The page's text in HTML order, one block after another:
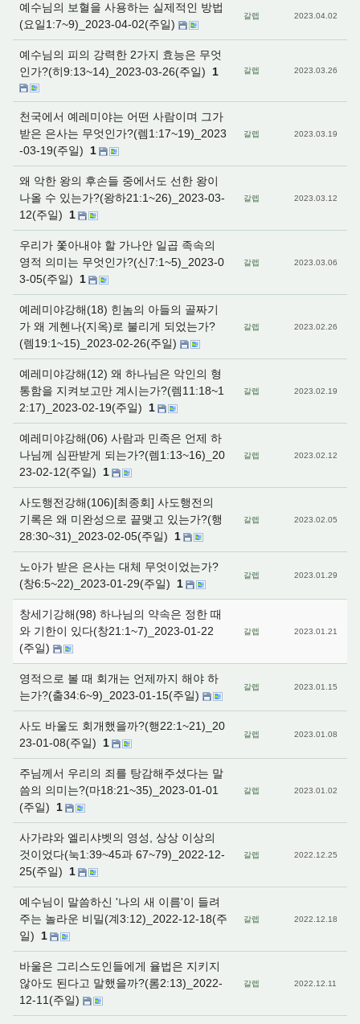
예수님의 보혈을 사용하는 실제적인 방법
(요일1:7~9)_2023-04-02(주일)
갈렙 2023.04.02
예수님의 피의 강력한 2가지 효능은 무엇
인가?(히9:13~14)_2023-03-26(주일)
1 갈렙 2023.03.26
천국에서 예레미야는 어떤 사람이며 그가
받은 은사는 무엇인가?(렘1:17~19)_2023
-03-19(주일)
1
갈렙 2023.03.19
왜 악한 왕의 후손들 중에서도 선한 왕이
나올 수 있는가?(왕하21:1~26)_2023-03-
12(주일)
1
갈렙 2023.03.12
우리가 쫓아내야 할 가나안 일곱 족속의
영적 의미는 무엇인가?(신7:1~5)_2023-0
3-05(주일)
1
갈렙 2023.03.06
예레미야강해(18) 힌놈의 아들의 골짜기
가 왜 게헨나(지옥)로 불리게 되었는가?
(렘19:1~15)_2023-02-26(주일)
갈렙 2023.02.26
예레미야강해(12) 왜 하나님은 악인의 형
통함을 지켜보고만 계시는가?(렘11:18~1
2:17)_2023-02-19(주일)
1
갈렙 2023.02.19
예레미야강해(06) 사람과 민족은 언제 하
나님께 심판받게 되는가?(렘1:13~16)_20
23-02-12(주일)
1
갈렙 2023.02.12
사도행전강해(106)[최종회] 사도행전의
기록은 왜 미완성으로 끝맺고 있는가?(행
28:30~31)_2023-02-05(주일)
1
갈렙 2023.02.05
노아가 받은 은사는 대체 무엇이었는가?
(창6:5~22)_2023-01-29(주일)
1
갈렙 2023.01.29
창세기강해(98) 하나님의 약속은 정한 때
와 기한이 있다(창21:1~7)_2023-01-22
(주일)
갈렙 2023.01.21
영적으로 볼 때 회개는 언제까지 해야 하
는가?(출34:6~9)_2023-01-15(주일)
갈렙 2023.01.15
사도 바울도 회개했을까?(행22:1~21)_20
23-01-08(주일)
1
갈렙 2023.01.08
주님께서 우리의 죄를 탕감해주셨다는 말
씀의 의미는?(마18:21~35)_2023-01-01
(주일)
1
갈렙 2023.01.02
사가랴와 엘리샤벳의 영성, 상상 이상의
것이었다(눅1:39~45과 67~79)_2022-12-
25(주일)
1
갈렙 2022.12.25
예수님이 말씀하신 '나의 새 이름'이 들려
주는 놀라운 비밀(계3:12)_2022-12-18(주
일)
1
갈렙 2022.12.18
바울은 그리스도인들에게 율법은 지키지
않아도 된다고 말했을까?(롬2:13)_2022-
12-11(주일)
갈렙 2022.12.11